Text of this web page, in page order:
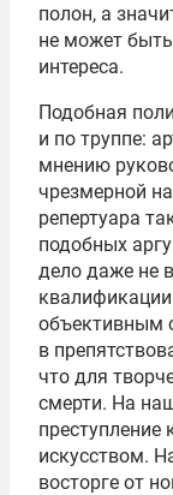
полон, а
не может
интереса.
Подобная
и по труппе:
мнению
чрезмерной
репертуара
подобных
дело даже не
квалификации
объективным
в
что для
смерти. На
преступление
искусством.
восторге от